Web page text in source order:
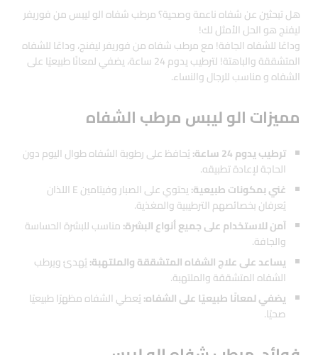
هل تبحثين عن شفاه ناعمة وصحية؟ مرطب شفاه الو ليبس من فوريفر
ليفنج هو الحل الأمثل لك!
وداعًا للشفاه الجافة! مع مرطب شفاه من فوريفر ليفنج، وداعًا للشفاه
المتشققة والباهتة! لترطيب يدوم 24 ساعة، يضفي لمعانًا طبيعيًا على
الشفاه و مناسب للرجال والنساء.
مميزات الو ليبس مرطب الشفاه
ترطيب يدوم 24 ساعة:
يُحافظ على رطوبة الشفاه طوال اليوم دون
الحاجة لإعادة تطبيقه.
غني بمكونات طبيعية:
يحتوي على الصبار وفيتامين E اللذان
يُعرفان بخصائصهم الترطيبية والمغذية.
آمن للاستخدام على جميع أنواع البشرة:مناسب للبشرة الحساسة
والجافة.
يساعد على علاج الشفاه المتشققة والملتهبة:يُهدئ ويرطب
الشفاه المتشققة والملتهبة.
يضفي لمعانًا طبيعيًا على الشفاه:يُعطي الشفاه مظهرًا طبيعيًا
صحيًا.